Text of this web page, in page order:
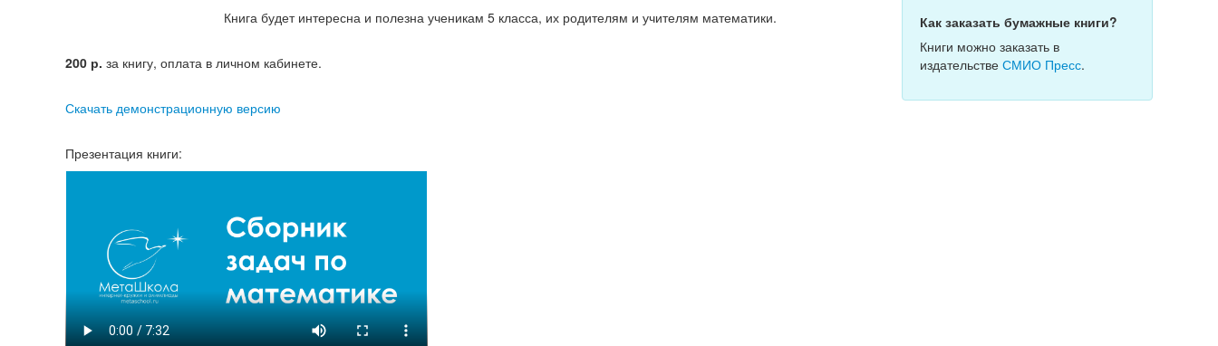
Книга будет интересна и полезна ученикам 5 класса, их родителям и учителям математики.
200 р. за книгу, оплата в личном кабинете.
Скачать демонстрационную версию
Презентация книги:
Как заказать бумажные книги?
Книги можно заказать в
издательствеСМИО Пресс.